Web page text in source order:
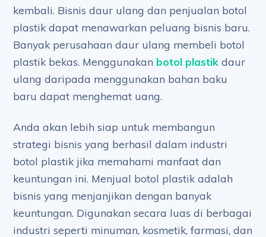
kembali. Bisnis daur ulang dan penjualan botol
plastik dapat menawarkan peluang bisnis baru.
Banyak perusahaan daur ulang membeli botol
plastik bekas. Menggunakan botol plastik daur
ulang daripada menggunakan bahan baku
baru dapat menghemat uang.
Anda akan lebih siap untuk membangun
strategi bisnis yang berhasil dalam industri
botol plastik jika memahami manfaat dan
keuntungan ini. Menjual botol plastik adalah
bisnis yang menjanjikan dengan banyak
keuntungan. Digunakan secara luas di berbagai
industri seperti minuman, kosmetik, farmasi, dan